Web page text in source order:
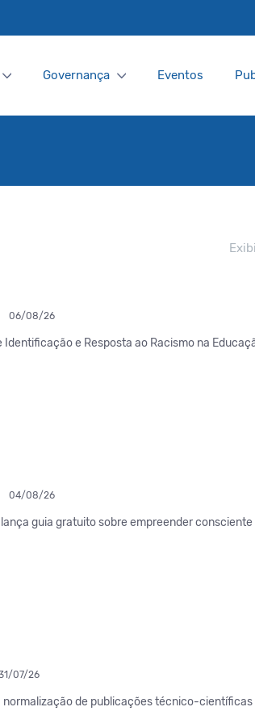
Governança Eventos
06/08/26
Identificação e Resposta ao Racismo na
04/08/26
guia gratuito sobre empreender
07/26
normalização de publicações técnico-científicas